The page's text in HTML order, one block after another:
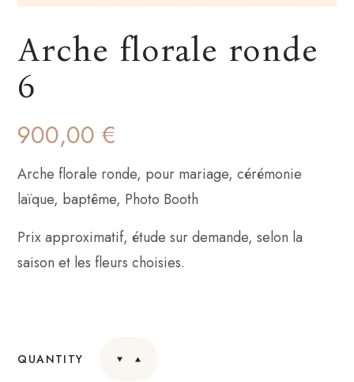
Arche florale ronde
6
900,00€
Arche florale ronde, pour mariage, cérémonie
laïque, baptême, Photo Booth
Prix approximatif, étude sur demande, selon la
saison et les fleurs choisies.
QUANTITY